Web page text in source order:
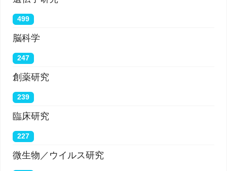
499
脳科学
247
創薬研究
239
臨床研究
227
微生物／ウイルス研究